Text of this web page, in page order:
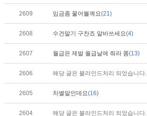
2609 임금좀 물어볼께요(21)
2608 수건말기 구찬죠 알바쓰세요(4)
2607 월급은 제발 월급날에 줘라 쫌(13)
2606 해당 글은 블라인드처리 되었습니다.
2605 차별말인데요(16)
2604 해당 글은 블라인드처리 되었습니다.